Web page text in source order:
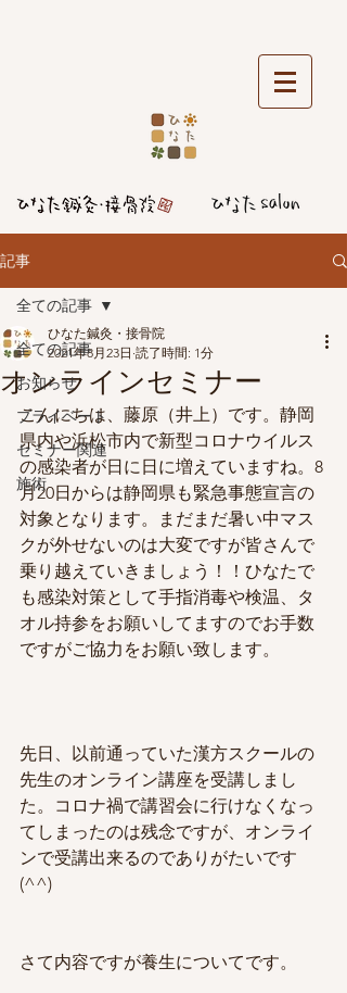
記事
全ての記事
お知らせ
プライベート
セミナー関連
施術
全ての記事
オンラインセミナー
ひなた鍼灸・接骨院
2021年8月23日 読了時間: 1分
こんにちは、藤原（井上）です。静岡
県内や浜松市内で新型コロナウイルス
の感染者が日に日に増えていますね。8
月20日からは静岡県も緊急事態宣言の
対象となります。まだまだ暑い中マス
クが外せないのは大変ですが皆さんで
乗り越えていきましょう！！ひなたで
も感染対策として手指消毒や検温、タ
オル持参をお願いしてますのでお手数
ですがご協力をお願い致します。
先日、以前通っていた漢方スクールの
先生のオンライン講座を受講しまし
た。コロナ禍で講習会に行けなくなっ
てしまったのは残念ですが、オンライ
ンで受講出来るのでありがたいです
(^^)
さて内容ですが養生についてです。